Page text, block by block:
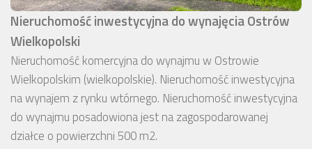
Nieruchomość inwestycyjna do wynajęcia Ostrów
Wielkopolski
Nieruchomość komercyjna do wynajmu w Ostrowie
Wielkopolskim (wielkopolskie). Nieruchomość inwestycyjna
na wynajem z rynku wtórnego. Nieruchomość inwestycyjna
do wynajmu posadowiona jest na zagospodarowanej
działce o powierzchni 500 m2.